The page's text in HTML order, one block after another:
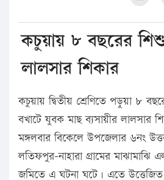
কচুয়ায় ৮ বছরের
লালসার শিকার
কচুয়ায় দ্বিতীয় শ্রেণিতে পড়ুয়া ৮
বখাটে যুবক মাছ ব্যসায়ীর লালসার
মঙ্গলবার বিকেলে উপজেলার ৬নং
লতিফপুর-নাহারা গ্রামের মাঝামাঝি
জমিতে এ ঘটনা ঘটে। এতে উত্তেজিত